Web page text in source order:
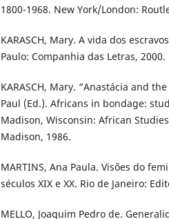
1800-1968. New York/London:
KARASCH, Mary. A vida dos
Paulo: Companhia das Letras, 2000.
KARASCH, Mary. “Anastácia and
Paul (Ed.). Africans in bondage:
Madison, Wisconsin: African
Madison, 1986.
MARTINS, Ana Paula. Visões do
séculos XIX e XX. Rio de Janeiro:
MELLO, Joaquim Pedro de.